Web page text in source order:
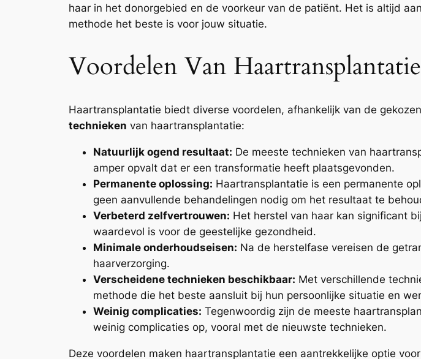
haar in het donorgebied en de voorkeur van de patiënt. Het is altijd
methode het beste is voor jouw situatie.
Voordelen Van
Haartransplantatie biedt diverse voordelen, afhankelijk van de
technieken van haartransplantatie:
Natuurlijk ogend resultaat: De meeste technieken van
amper opvalt dat er een transformatie heeft plaatsgevonden.
Permanente oplossing: Haartransplantatie is een permanente
geen aanvullende behandelingen nodig om het resultaat te
Verbeterd zelfvertrouwen: Het herstel van haar kan significant
waardevol is voor de geestelijke gezondheid.
Minimale onderhoudseisen: Na de herstelfase vereisen de
haarverzorging.
Verscheidene technieken beschikbaar: Met verschillende
methode die het beste aansluit bij hun persoonlijke situatie en
Weinig complicaties: Tegenwoordig zijn de meeste
weinig complicaties op, vooral met de nieuwste technieken.
Deze voordelen maken haartransplantatie een aantrekkelijke optie